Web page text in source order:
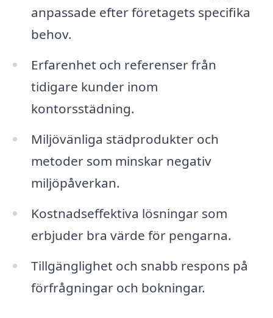
anpassade efter företagets specifika
behov.
Erfarenhet och referenser från
tidigare kunder inom
kontorsstädning.
Miljövänliga städprodukter och
metoder som minskar negativ
miljöpåverkan.
Kostnadseffektiva lösningar som
erbjuder bra värde för pengarna.
Tillgänglighet och snabb respons på
förfrågningar och bokningar.